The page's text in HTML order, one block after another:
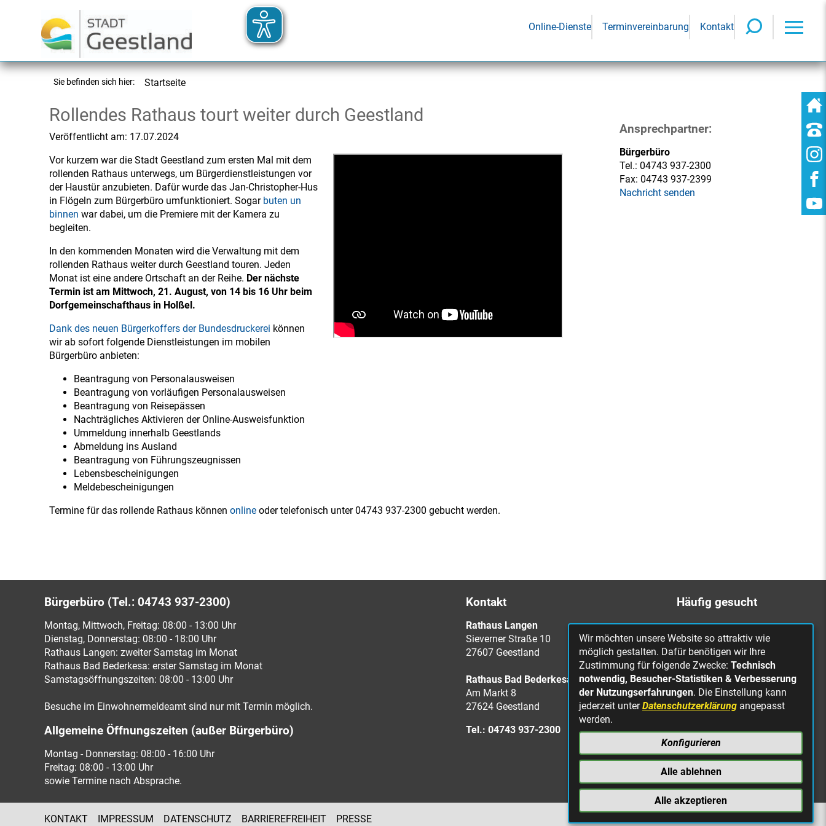
Online-Dienste Terminvereinbarung Kontakt
Sie befinden sich hier: Startseite
Rollendes Rathaus tourt weiter durch Geestland
Veröffentlicht am: 17.07.2024
Vor kurzem war die Stadt Geestland zum ersten Mal mit dem
rollenden Rathaus unterwegs, um Bürgerdienstleistungen vor
der Haustür anzubieten. Dafür wurde das Jan-Christopher-Hus
in Flögeln zum Bürgerbüro umfunktioniert. Sogar buten un
binnen war dabei, um die Premiere mit der Kamera zu
begleiten.
In den kommenden Monaten wird die Verwaltung mit dem
rollenden Rathaus weiter durch Geestland touren. Jeden
Monat ist eine andere Ortschaft an der Reihe. Der nächste
Termin ist am Mittwoch, 21. August, von 14 bis 16 Uhr beim
Dorfgemeinschafthaus in Holßel.
Dank des neuen Bürgerkoffers der Bundesdruckerei können
wir ab sofort folgende Dienstleistungen im mobilen
Bürgerbüro anbieten:
Beantragung von Personalausweisen
Beantragung von vorläufigen Personalausweisen
Beantragung von Reisepässen
Nachträgliches Aktivieren der Online-Ausweisfunktion
Ummeldung innerhalb Geestlands
Abmeldung ins Ausland
Beantragung von Führungszeugnissen
Lebensbescheinigungen
Meldebescheinigungen
Termine für das rollende Rathaus können online oder telefonisch unter 04743 937-2300 gebucht werden.
Ansprechpartner:
Bürgerbüro
Tel.: 04743 937-2300
Fax: 04743 937-2399
Nachricht senden
Bürgerbüro (Tel.: 04743 937-2300)
Montag, Mittwoch, Freitag: 08:00 - 13:00 Uhr
Dienstag, Donnerstag: 08:00 - 18:00 Uhr
Rathaus Langen: zweiter Samstag im Monat
Rathaus Bad Bederkesa: erster Samstag im Monat
Samstagsöffnungszeiten: 08:00 - 13:00 Uhr
Besuche im Einwohnermeldeamt sind nur mit Termin möglich.
Allgemeine Öffnungszeiten (außer Bürgerbüro)
Montag - Donnerstag: 08:00 - 16:00 Uhr
Freitag: 08:00 - 13:00 Uhr
sowie Termine nach Absprache.
Kontakt
Rathaus Langen
Sieverner Straße 10
27607 Geestland
Rathaus Bad Bederkesa
Am Markt 8
27624 Geestland
Tel.: 04743 937-2300
Häufig gesucht
Bürgerbüro
Online Rathaus
Was erledige ich wo?
Stellenangebote
Mängelmeldung
defekt
KONTAKT IMPRESSUM DATENSCHUTZ BARRIEREFREIHEIT PRESSE
Wir möchten unsere Website so attraktiv wie
möglich gestalten. Dafür benötigen wir Ihre
Zustimmung für folgende Zwecke: Technisch
notwendig, Besucher-Statistiken & Verbesserung
der Nutzungserfahrungen. Die Einstellung kann
jederzeit unterDatenschutzerklärung angepasst
werden.
Konfigurieren
Alle ablehnen
Alle akzeptieren